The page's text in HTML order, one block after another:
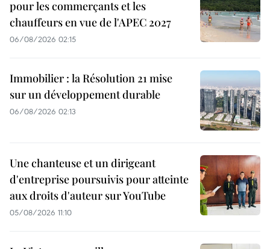
pour les commerçants et les
chauffeurs en vue de l'APEC 2027
06/08/2026 02:15
Immobilier : la Résolution 21 mise
sur un développement durable
06/08/2026 02:13
Une chanteuse et un dirigeant
d'entreprise poursuivis pour atteinte
aux droits d'auteur sur YouTube
05/08/2026 11:10